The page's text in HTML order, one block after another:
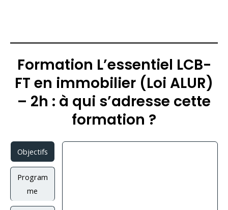
Formation L’essentiel LCB-
FT en immobilier (Loi ALUR)
– 2h : à qui s’adresse cette
formation ?
Objectifs
Program
me